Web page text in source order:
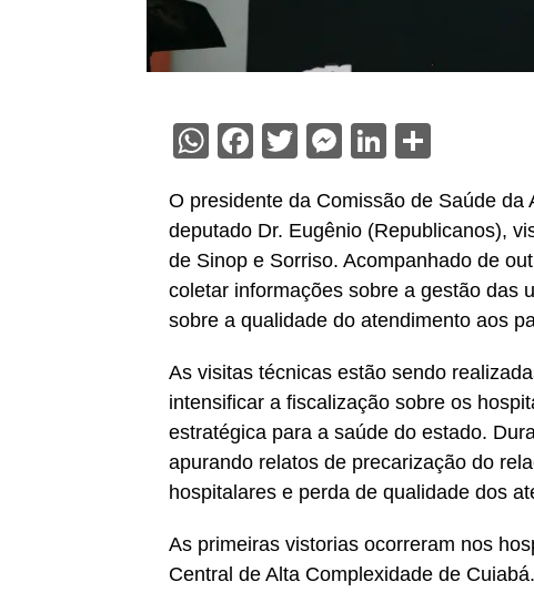
WhatsApp
Facebook
Twitter
Messenger
LinkedIn
O presidente da Comissão de Saúde
deputado Dr. Eugênio (Republicanos),
de Sinop e Sorriso. Acompanhado de
coletar informações sobre a gestão das
sobre a qualidade do atendimento aos
As visitas técnicas estão sendo
intensificar a fiscalização sobre os
estratégica para a saúde do estado.
apurando relatos de precarização do
hospitalares e perda de qualidade dos
As primeiras vistorias ocorreram nos
Central de Alta Complexidade de